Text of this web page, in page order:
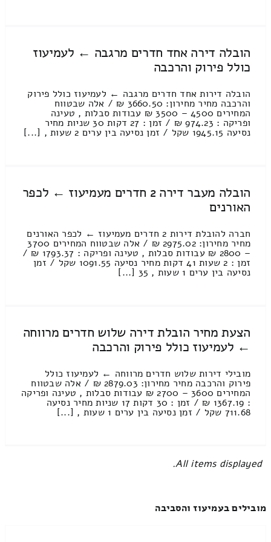
הובלה דירה אחד חדרים מרגבה ← לעמיעוז
כולל פירוק והרכבה
הובלה דירות אחד חדרים מרגבה ← לעמיעוז כולל פירוק
והרכבה מחיר מחירון: 3660.50 ₪ / אלה שבטווח
המחירים 4500 – 3500 ₪ עבודות סבלות , טעינה
ופריקה : 974.23 ₪ / זמן : 27 דקות 30 שניות מחיר
נסיעה 1945.15 שקל / זמן נסיעה בין ערים 2 שעות , [...]
הובלה מעבר דירה 2 חדרים מעמיעוז ← לכפר
האורנים
חברה להובלת דירות 2 חדרים מעמיעוז ← לכפר האורנים
מחיר מחירון: 2975.02 ₪ / אלה שבטווח המחירים 3700
– 2800 ₪ עבודות סבלות , טעינה ופריקה : 1793.37 ₪ /
זמן : 2 שעות 41 דקות מחיר נסיעה 1091.55 שקל / זמן
נסיעה בין ערים 1 שעות , 35 [...]
הצעת מחיר הובלת דירה שלוש חדרים מרווחה
← לעמיעוז כולל פירוק והרכבה
מובילי דירות שלוש חדרים מרווחה ← לעמיעוז כולל
פירוק והרכבה מחיר מחירון: 2879.03 ₪ / אלה שבטווח
המחירים 3600 – 2700 ₪ עבודות סבלות , טעינה ופריקה
: 1367.19 ₪ / זמן : 30 דקות 17 שניות מחיר נסיעה
711.68 שקל / זמן נסיעה בין ערים 1 שעות , [...]
All items displayed.
מובילים בעמיעוז והסביבה